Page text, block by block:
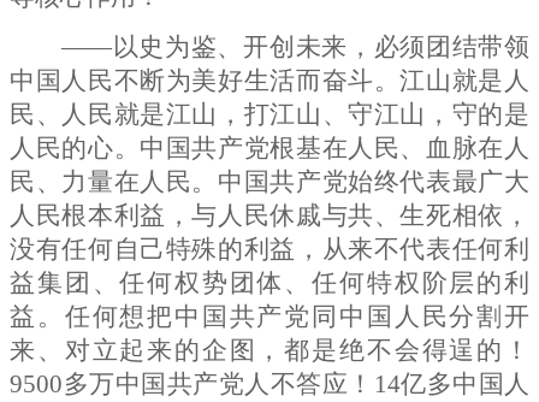
——以史为鉴、开创未来，必须团结带领
中国人民不断为美好生活而奋斗。江山就是人
民、人民就是江山，打江山、守江山，守的是
人民的心。中国共产党根基在人民、血脉在人
民、力量在人民。中国共产党始终代表最广大
人民根本利益，与人民休戚与共、生死相依，
没有任何自己特殊的利益，从来不代表任何利
益集团、任何权势团体、任何特权阶层的利
益。任何想把中国共产党同中国人民分割开
来、对立起来的企图，都是绝不会得逞的！
9500多万中国共产党人不答应！ 14亿多中国人